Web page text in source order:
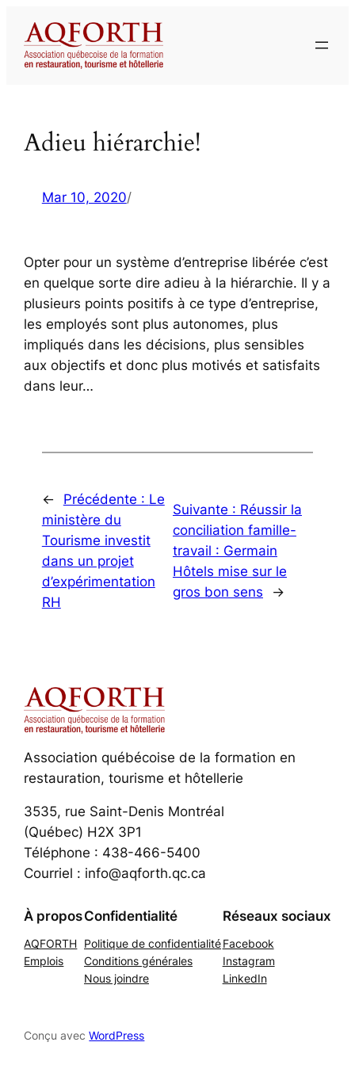
contenu
Adieu hiérarchie!
Mar 10, 2020/
Opter pour un système d’entreprise libérée c’est
en quelque sorte dire adieu à la hiérarchie. Il y a
plusieurs points positifs à ce type d’entreprise,
les employés sont plus autonomes, plus
impliqués dans les décisions, plus sensibles
aux objectifs et donc plus motivés et satisfaits
dans leur…
← Précédente : Le
ministère du
Tourisme investit
dans un projet
d’expérimentation
RH
Suivante : Réussir la
conciliation famille-
travail : Germain
Hôtels mise sur le
gros bon sens
→
Association québécoise de la formation en
restauration, tourisme et hôtellerie
3535, rue Saint-Denis Montréal
(Québec) H2X 3P1
Téléphone : 438-466-5400
Courriel : info@aqforth.qc.ca
À propos
AQFORTH
Emplois
Confidentialité
Politique de confidentialité
Conditions générales
Nous joindre
Réseaux sociaux
Facebook
Instagram
LinkedIn
Conçu avecWordPress